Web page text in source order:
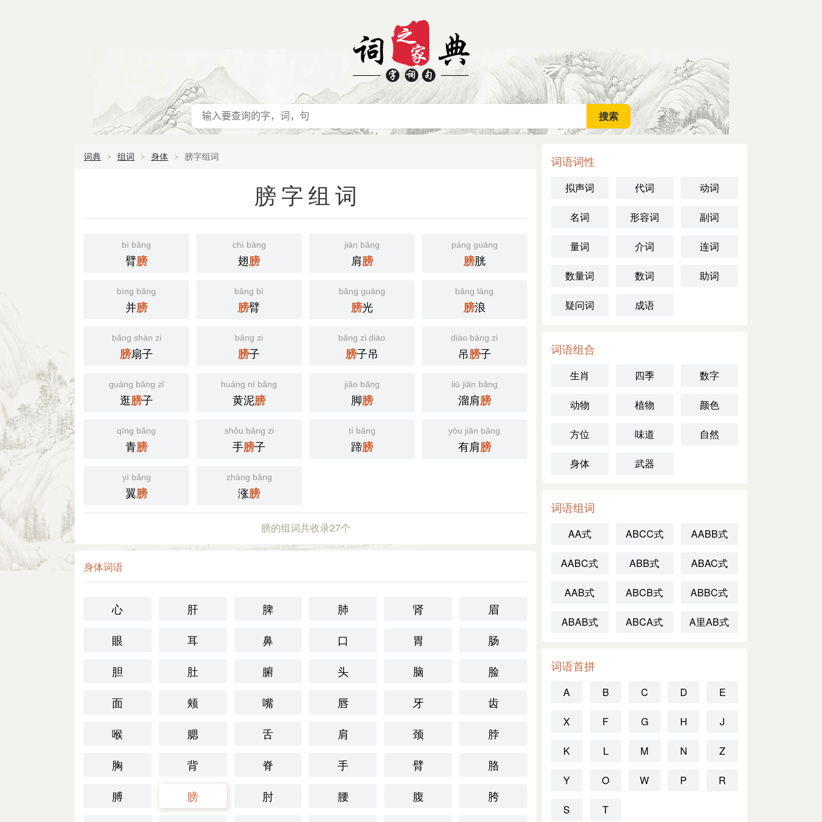
词典 组词 身体 膀字组词
膀字组词
bì bǎng
臂膀
chì bǎng
翅膀
jiān bǎng
肩膀
páng guāng
膀胱
bìng bǎng
并膀
bǎng bì
膀臂
bǎng guāng
膀光
bǎng làng
膀浪
bǎng shàn zi
膀扇子
bǎng zi
膀子
bǎng zi diào
膀子吊
diào bàng zi
吊膀子
guàng bǎng zǐ
逛膀子
huáng ní bǎng
黄泥膀
jiǎo bǎng
脚膀
liū jiān bǎng
溜肩膀
qīng bǎng
青膀
shǒu bǎng zi
手膀子
tí bǎng
蹄膀
yǒu jiān bǎng
有肩膀
yì bǎng
翼膀
zhàng bǎng
涨膀
膀的组词共收录27个
身体词语
心 肝 脾 肺 肾
眉
眼
耳 鼻 口 胃
肠
胆
肚 腑 头 脑
脸
面
颊 嘴 唇 牙
齿
喉
腮 舌 肩 颈
脖
胸
背 脊 手 臂
胳
膊
膀 肘 腰 腹
胯
词语词性
拟声词 代词 动词
名词 形容词 副词
量词 介词 连词
数量词 数词 助词
疑问词 成语
词语组合
生肖 四季 数字
动物 植物 颜色
方位 味道 自然
身体 武器
词语组词
AA式 ABCC式 AABB式
AABC式 ABB式 ABAC式
AAB式 ABCB式 ABBC式
ABAB式 ABCA式 A里AB式
词语首拼
A B C D E
X F G H J
K L M N Z
Y O W P R
S T